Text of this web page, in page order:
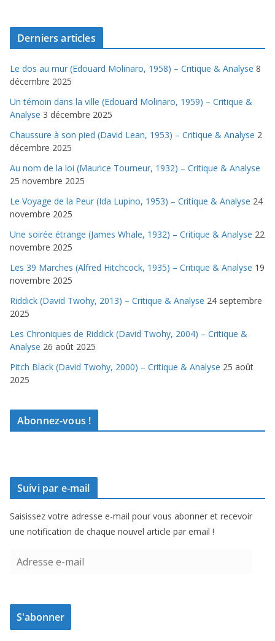
Derniers articles
Le dos au mur (Edouard Molinaro, 1958) – Critique & Analyse 8
décembre 2025
Un témoin dans la ville (Edouard Molinaro, 1959) – Critique &
Analyse 3 décembre 2025
Chaussure à son pied (David Lean, 1953) – Critique & Analyse 2
décembre 2025
Au nom de la loi (Maurice Tourneur, 1932) – Critique & Analyse
25 novembre 2025
Le Voyage de la Peur (Ida Lupino, 1953) – Critique & Analyse 24
novembre 2025
Une soirée étrange (James Whale, 1932) – Critique & Analyse 22
novembre 2025
Les 39 Marches (Alfred Hitchcock, 1935) – Critique & Analyse 19
novembre 2025
Riddick (David Twohy, 2013) – Critique & Analyse 24 septembre
2025
Les Chroniques de Riddick (David Twohy, 2004) – Critique &
Analyse 26 août 2025
Pitch Black (David Twohy, 2000) – Critique & Analyse 25 août
2025
Abonnez-vous !
Suivi par e-mail
Saisissez votre adresse e-mail pour vous abonner et recevoir
une notification de chaque nouvel article par email !
e
s
S'abonner